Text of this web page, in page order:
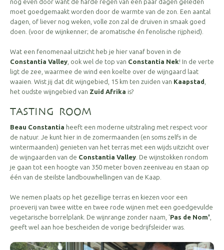
nog even door want de harde regen van een paar dagen geleden
moet goedgemaakt worden door de warmte van de zon. Een aantal
dagen, of liever nog weken, volle zon zal de druiven in smaak goed
doen. (voor de wijnkenner; de aromatische én fenolische rijpheid).
Wat een fenomenaal uitzicht heb je hier vanaf boven in de
Constantia Valley , ook wel de top van Constantia Nek! In de verte
ligt de zee, waarmee de wind een koelte over de wijngaard laat
waaien. Wist jij dat dit wijngebied, 15 km ten zuiden van Kaapstad
het oudste wijngebied van Zuid Afrika is?
TASTING ROOM
Beau Constantia heeft een moderne uitstraling met respect voor
de natuur. Je kunt hier in de zomermaanden (en soms zelfs in de
wintermaanden) genieten van het terras met een wijds uitzicht over
de wijngaarden van de Constantia Valley . De wijnstokken rondom
je gaan tot een hoogte van 350 meter boven zeeniveau en staan op
één van de steilste landbouwhellingen van de Kaap.
We nemen plaats op het gezellige terras en kiezen voor een
proeverij van twee witte en twee rode wijnen met een goedgevulde
vegetarische borrelplank. De wijnrange zonder naam, 'Pas de Nom'
geeft wel aan hoe bescheiden de vorige bedrijfsleider was.